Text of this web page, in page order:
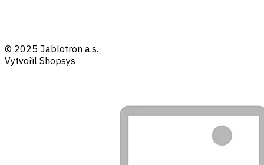
© 2025 Jablotron a.s.
Vytvořil Shopsys